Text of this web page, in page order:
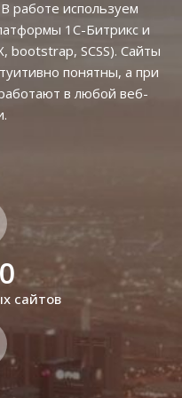
работе используем
1С-Битрикс и
bootstrap, SCSS). Сайты
понятны, а при
в любой веб-
сайтов